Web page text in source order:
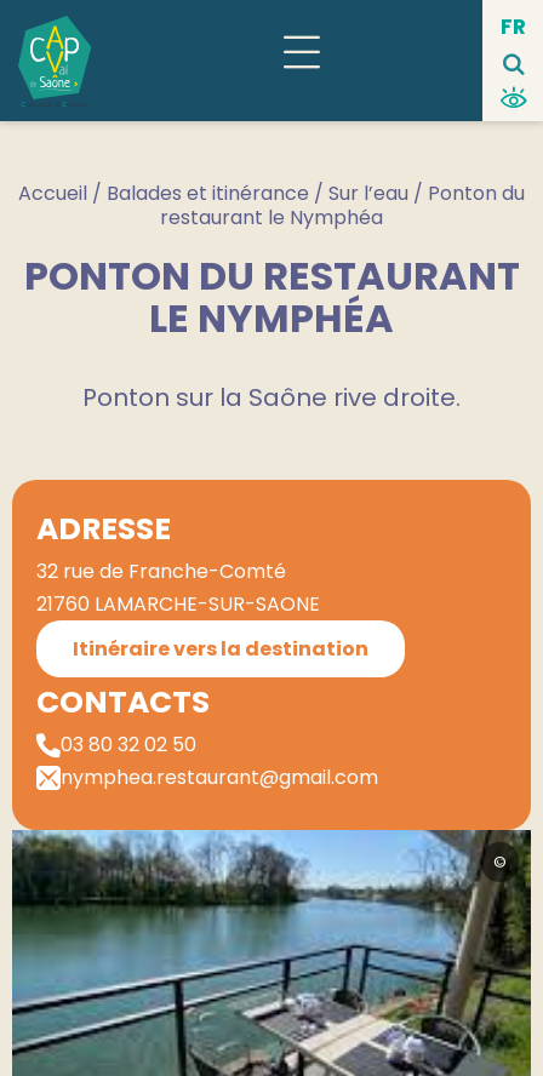
FR
Accueil / Balades et itinérance / Sur l’eau / Ponton du
restaurant le Nymphéa
PONTON DU RESTAURANT
LE NYMPHÉA
Ponton sur la Saône rive droite.
©
ADRESSE
32 rue de Franche-Comté
21760 LAMARCHE-SUR-SAONE
Itinéraire vers la destination
CONTACTS
03 80 32 02 50
nymphea.restaurant@gmail.com
Panneau de gestion des cookies